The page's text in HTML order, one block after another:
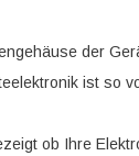
der
ist so
ob Ihre